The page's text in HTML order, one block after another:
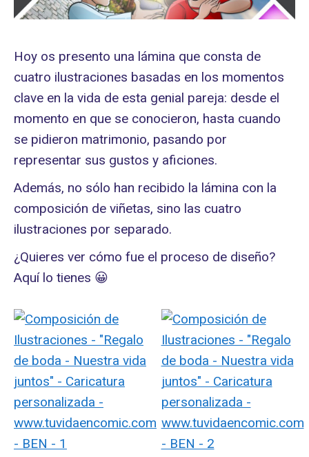
Hoy os presento una lámina que consta de
cuatro ilustraciones basadas en los momentos
clave en la vida de esta genial pareja: desde el
momento en que se conocieron, hasta cuando
se pidieron matrimonio, pasando por
representar sus gustos y aficiones.
Además, no sólo han recibido la lámina con la
composición de viñetas, sino las cuatro
ilustraciones por separado.
¿Quieres ver cómo fue el proceso de diseño?
Aquí lo tienes 😀